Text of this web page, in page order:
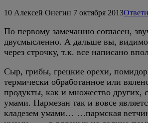
10 Алексей Онегин 7 октября 2013
По первому замечанию согласен,
двусмысленно. А дальше вы,
через строчку, т.к. все написано
Сыр, грибы, грецкие орехи,
термически обработанное или
продукты, как и множество других,
умами. Пармезан так и вовсе
кладезем умами… …пармская